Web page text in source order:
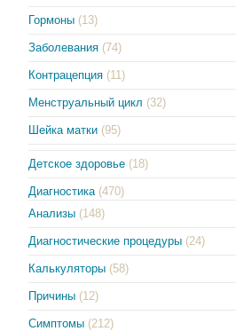
Гормоны (13)
Заболевания (74)
Контрацепция (11)
Менструальный цикл (32)
Шейка матки (95)
Детское здоровье (18)
Диагностика (470)
Анализы (148)
Диагностические процедуры (24)
Калькуляторы (58)
Причины (12)
Симптомы (212)